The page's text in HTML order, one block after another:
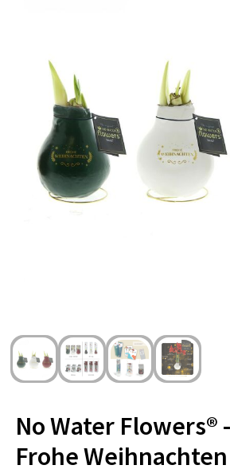
Gehoorbescherming
Oog- en gelaatsbescherming
Hoofdbescherming
No Water Flowers®
Frohe